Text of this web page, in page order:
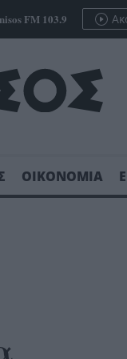
FM 103.9
ΟΙΚΟΝΟΜΙΑ